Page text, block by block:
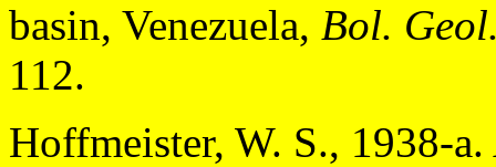
basin, Venezuela, Bol.
112.
Hoffmeister, W. S., 1938-